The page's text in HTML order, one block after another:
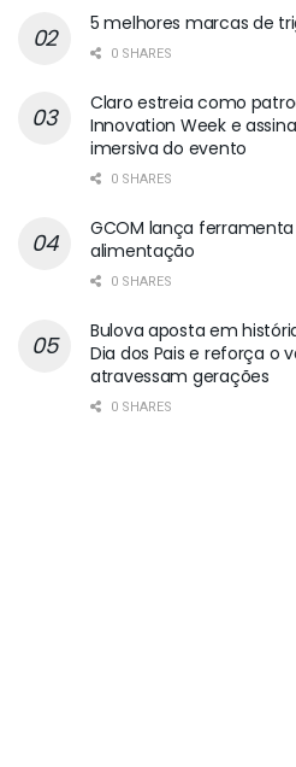
5 melhores marcas de
0 SHARES
Claro estreia como
Innovation Week e
imersiva do evento
0 SHARES
GCOM lança
alimentação
0 SHARES
Bulova aposta em
Dia dos Pais e reforça o
atravessam gerações
0 SHARES